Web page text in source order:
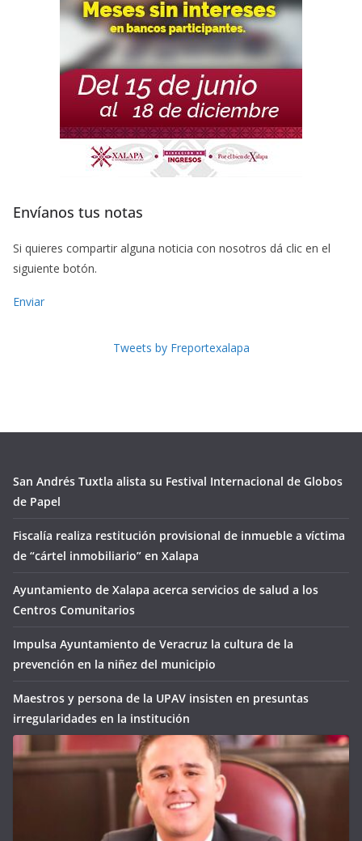
Envíanos tus notas
Si quieres compartir alguna noticia con nosotros dá clic en el
siguiente botón.
Enviar
Tweets by Freportexalapa
San Andrés Tuxtla alista su Festival Internacional de Globos
de Papel
Fiscalía realiza restitución provisional de inmueble a víctima
de “cártel inmobiliario” en Xalapa
Ayuntamiento de Xalapa acerca servicios de salud a los
Centros Comunitarios
Impulsa Ayuntamiento de Veracruz la cultura de la
prevención en la niñez del municipio
Maestros y persona de la UPAV insisten en presuntas
irregularidades en la institución